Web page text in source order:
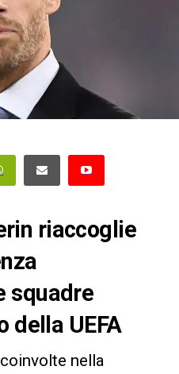
riaccoglie
squadre
della UEFA
nella